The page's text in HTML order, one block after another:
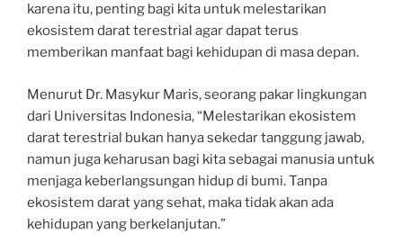
karena itu, penting bagi kita untuk melestarikan
ekosistem darat terestrial agar dapat terus
memberikan manfaat bagi kehidupan di masa depan.
Menurut Dr. Masykur Maris, seorang pakar lingkungan
dari Universitas Indonesia, “Melestarikan ekosistem
darat terestrial bukan hanya sekedar tanggung jawab,
namun juga keharusan bagi kita sebagai manusia untuk
menjaga keberlangsungan hidup di bumi. Tanpa
ekosistem darat yang sehat, maka tidak akan ada
kehidupan yang berkelanjutan.”